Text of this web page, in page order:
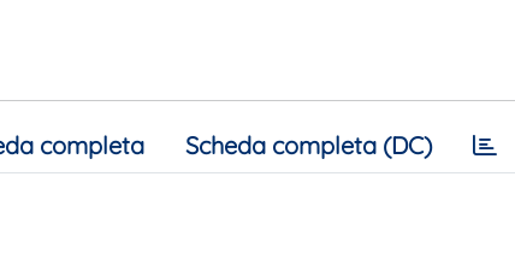
completa Scheda completa (DC)